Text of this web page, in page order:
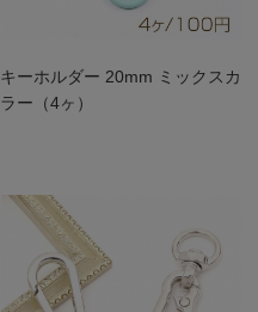
キーホルダー 20mm ミックスカ
ラー（4ヶ）